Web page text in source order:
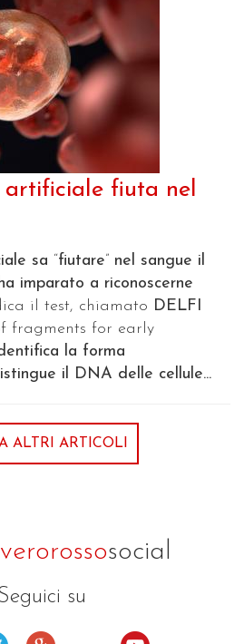
artificiale fiuta nel
sa “fiutare” nel sangue il
imparato a riconoscerne
il test, chiamato DELFI
fragments for early
la forma
il DNA delle cellule...
ALTRI ARTICOLI
social
su